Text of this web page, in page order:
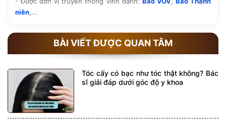
niên,...
BÀI VIẾT ĐƯỢC QUAN TÂM
Tóc cấy có bạc như tóc thật không? Bác
sĩ giải đáp dưới góc độ y khoa